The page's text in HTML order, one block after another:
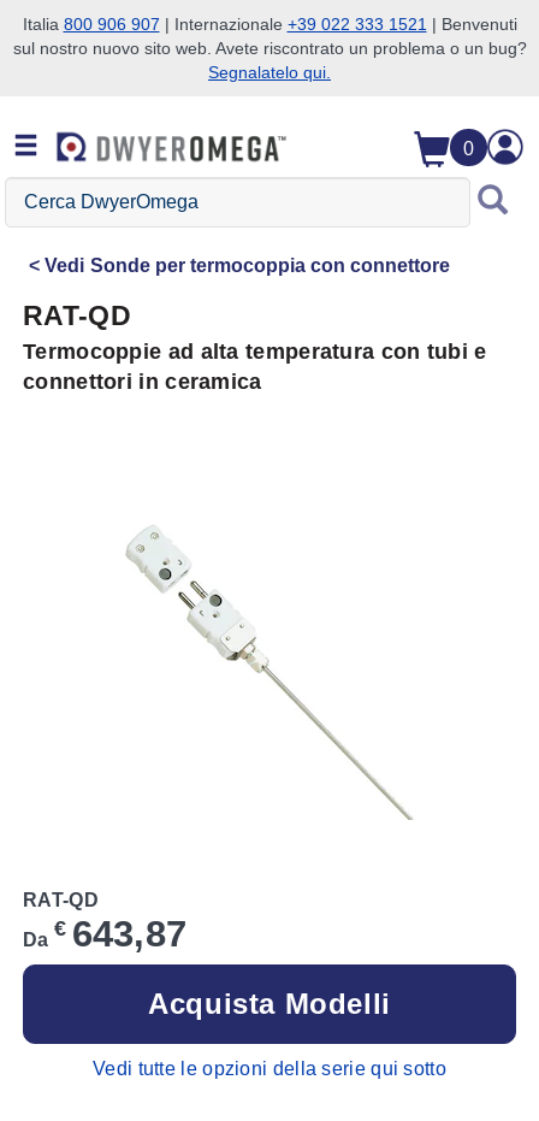
Salta alla ricerca
Salta al contenuto principale
Salta alla navigazione
Italia 800 906 907 | Internazionale +39 022 333 1521 | Benvenuti
sul nostro nuovo sito web. Avete riscontrato un problema o un bug?
Segnalatelo qui.
0
Cerca
DwyerOmega
Vedi Sonde per termocoppia con connettore
RAT-QD
Termocoppie ad alta temperatura con tubi e
connettori in ceramica
RAT-QD
Da € 643,87
Acquista Modelli
Vedi tutte le opzioni della serie qui sotto